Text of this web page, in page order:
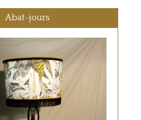
Abat-jours